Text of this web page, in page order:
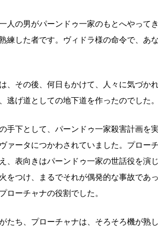
人の男がパーンドゥ一家のもとへやって
練した者です。ヴィドラ様の命令で、あ
、その後、何日もかけて、人々に気づか
逃げ道としての地下道を作ったのでした。
手下として、パーンドゥ一家殺害計画を
ァータにつかわされていました。プロー
、表向きはパーンドゥ一家の世話役を演
をつけ、まるでそれが偶発的な事故であ
ローチャナの役割でした。
たち、プローチャナは、そろそろ機が熟